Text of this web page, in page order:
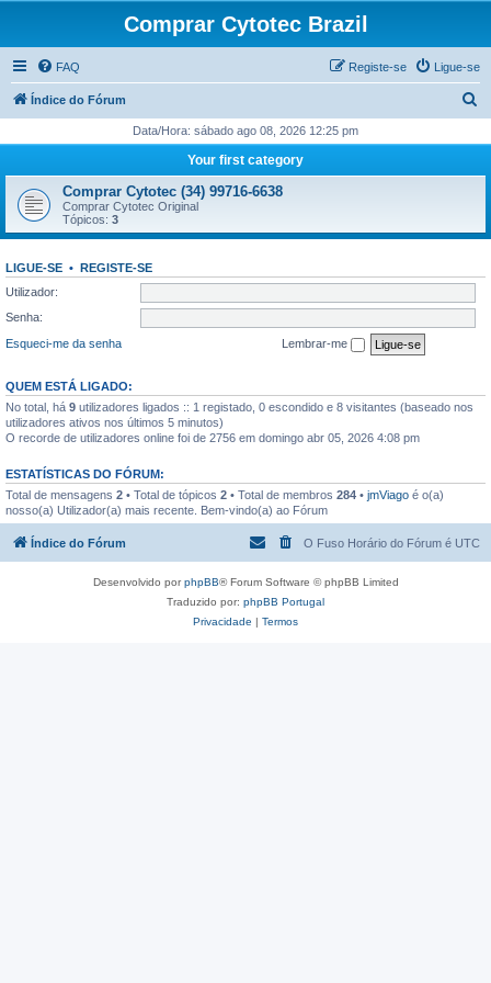
Comprar Cytotec Brazil
FAQ Ligue-se
Registe-se
Índice do Fórum
q
i
Data/Hora: sábado ago 08, 2026 12:25 pm
Your first category
Comprar Cytotec (34) 99716-6638
Comprar Cytotec Original
Tópicos: 3
LIGUE-SE • REGISTE-SE
Utilizador:
Senha:
Esqueci-me da senha
Lembrar-me
QUEM ESTÁ LIGADO:
No total, há 9 utilizadores ligados :: 1 registado, 0 escondido e 8 visitantes (baseado nos
utilizadores ativos nos últimos 5 minutos)
O recorde de utilizadores online foi de 2756 em domingo abr 05, 2026 4:08 pm
ESTATÍSTICAS DO FÓRUM:
Total de mensagens 2 • Total de tópicos 2 • Total de membros 284 • jmViago é o(a)
nosso(a) Utilizador(a) mais recente. Bem-vindo(a) ao Fórum
Índice do Fórum O Fuso Horário do Fórum é UTC
Desenvolvido porphpBB® Forum Software © phpBB Limited
Traduzido por: phpBB Portugal
Privacidade | Termos